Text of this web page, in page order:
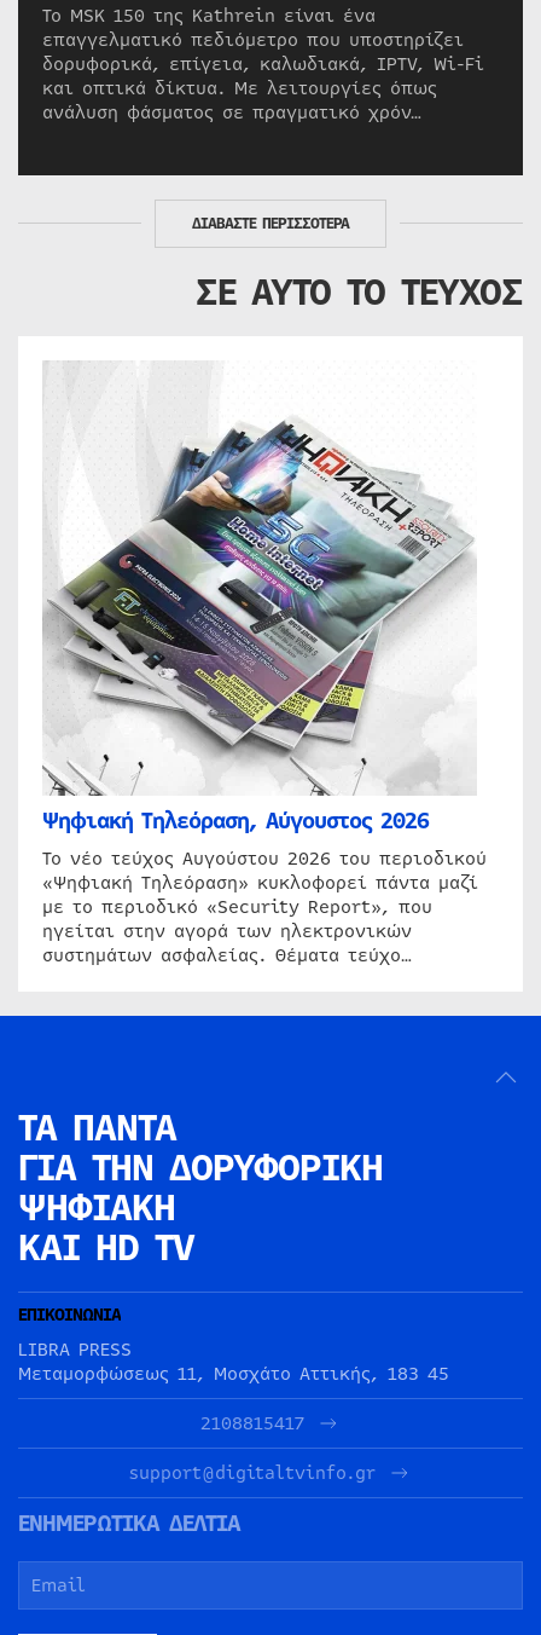
Το MSK 150 της Kathrein είναι ένα
επαγγελματικό πεδιόμετρο που υποστηρίζει
δορυφορικά, επίγεια, καλωδιακά, IPTV, Wi-Fi
και οπτικά δίκτυα. Με λειτουργίες όπως
ανάλυση φάσματος σε πραγματικό χρόν…
ΔΙΑΒΑΣΤΕ ΠΕΡΙΣΣΟΤΕΡΑ
ΣΕ ΑΥΤΟ ΤΟ ΤΕΥΧΟΣ
Ψηφιακή Τηλεόραση, Αύγουστος 2026
Το νέο τεύχος Αυγούστου 2026 του περιοδικού
«Ψηφιακή Τηλεόραση» κυκλοφορεί πάντα μαζί
με το περιοδικό «Security Report», που
ηγείται στην αγορά των ηλεκτρονικών
συστημάτων ασφαλείας. Θέματα τεύχο…
ΤΑ ΠΑΝΤΑ
ΓΙΑ ΤΗΝ ΔΟΡΥΦΟΡΙΚΗ
ΨΗΦΙΑΚΗ
ΚΑΙ HD TV
ΕΠΙΚΟΙΝΩΝΙΑ
LIBRA PRESS
Μεταμορφώσεως 11, Μοσχάτο Αττικής, 183 45
2108815417
support@digitaltvinfo.gr
ΕΝΗΜΕΡΩΤΙΚΑ ΔΕΛΤΙΑ